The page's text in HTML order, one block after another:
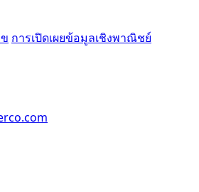
การเปิดเผยข้อมูลเชิงพาณิชย์